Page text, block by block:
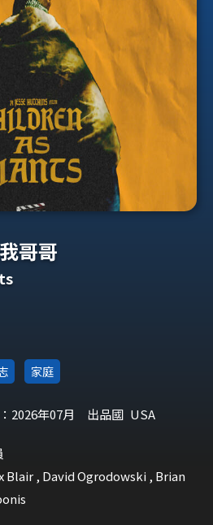
哥哥
家庭
2026年07月 出品國 USA
Blair , David Ogrodowski , Brian